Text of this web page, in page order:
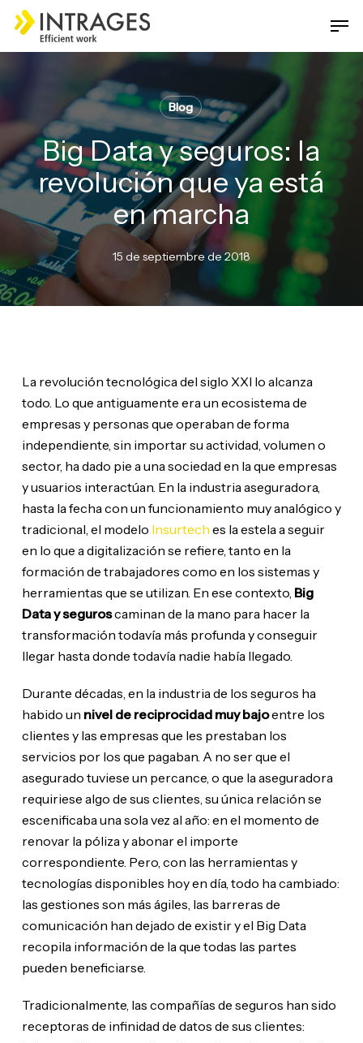
Skip
main
Blog
Big Data y seguros: la
revolución que ya está
en marcha
15 de septiembre de 2018
La revolución tecnológica del siglo XXI lo alcanza
todo. Lo que antiguamente era un ecosistema de
empresas y personas que operaban de forma
independiente, sin importar su actividad, volumen o
sector, ha dado pie a una sociedad en la que empresas
y usuarios interactúan. En la industria aseguradora,
hasta la fecha con un funcionamiento muy analógico y
tradicional, el modelo Insurtech es la estela a seguir
en lo que a digitalización se refiere, tanto en la
formación de trabajadores como en los sistemas y
herramientas que se utilizan. En ese contexto, Big
Data y seguroscaminan de la mano para hacer la
transformación todavía más profunda y conseguir
llegar hasta donde todavía nadie había llegado.
Durante décadas, en la industria de los seguros ha
habido un nivel de reciprocidad muy bajoentre los
clientes y las empresas que les prestaban los
servicios por los que pagaban. A no ser que el
asegurado tuviese un percance, o que la aseguradora
requiriese algo de sus clientes, su única relación se
escenificaba una sola vez al año: en el momento de
renovar la póliza y abonar el importe
correspondiente. Pero, con las herramientas y
tecnologías disponibles hoy en día, todo ha cambiado:
las gestiones son más ágiles, las barreras de
comunicación han dejado de existir y el Big Data
recopila información de la que todas las partes
pueden beneficiarse.
Tradicionalmente, las compañías de seguros han sido
receptoras de infinidad de datos de sus clientes:
Close